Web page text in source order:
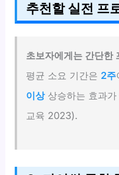
추천할 실전 프
초보자에게는 간단한
평균 소요 기간은 2주
이상상승하는 효과가
교육 2023).